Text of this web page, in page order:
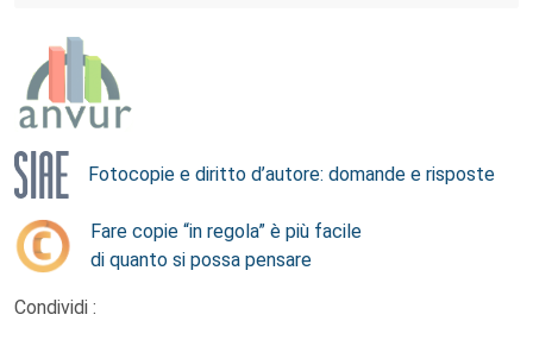
Fotocopie e diritto d’autore: domande e risposte
Fare copie “in regola” è più facile
di quanto si possa pensare
Condividi :